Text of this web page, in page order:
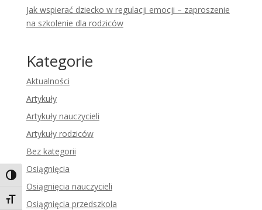
Toggle High Contrast
Toggle Font size
Jak wspierać dziecko w regulacji emocji – zaproszenie
na szkolenie dla rodziców
Kategorie
Aktualności
Artykuły
Artykuły nauczycieli
Artykuły rodziców
Bez kategorii
Osiągnięcia
Osiągnięcia nauczycieli
Osiągnięcia przedszkola